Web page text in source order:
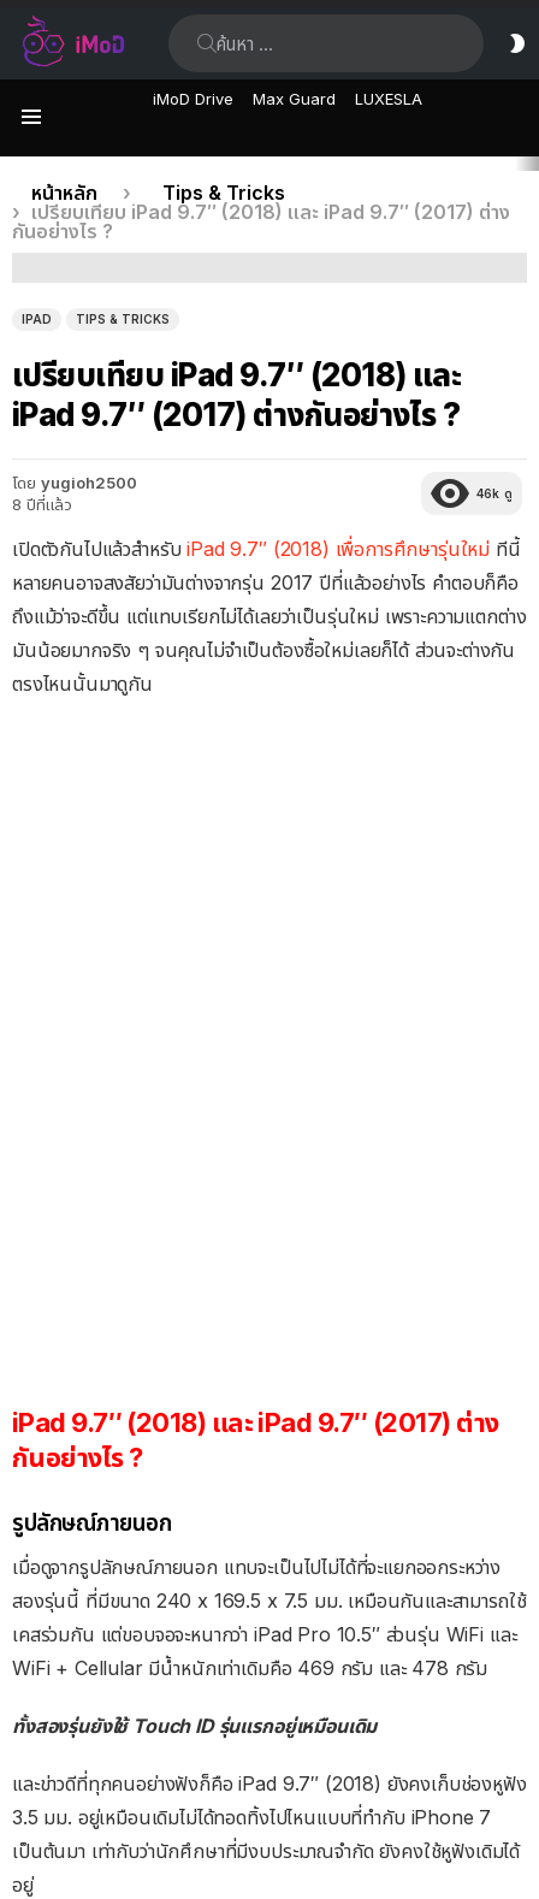
iMoD Drive Max Guard LUXESLA
เรื่อง
ล่าสุด
คุณอยู่ที่นี่:
หน้าหลัก
Tips & Tricks
เปรียบเทียบ iPad 9.7″ (2018) และ iPad 9.7″ (2017) ต่าง
กันอย่างไร ?
IPAD TIPS & TRICKS
เปรียบเทียบ iPad 9.7″ (2018) และ
iPad 9.7″ (2017) ต่างกันอย่างไร ?
โดย yugioh2500
8 ปีที่แล้ว
46k ดู
เปิดตัวกันไปแล้วสำหรับiPad 9.7″ (2018) เพื่อการศึกษารุ่นใหม่ ทีนี้
หลายคนอาจสงสัยว่ามันต่างจากรุ่น 2017 ปีที่แล้วอย่างไร คำตอบก็คือ
ถึงแม้ว่าจะดีขึ้น แต่แทบเรียกไม่ได้เลยว่าเป็นรุ่นใหม่ เพราะความแตกต่าง
มันน้อยมากจริง ๆ จนคุณไม่จำเป็นต้องซื้อใหม่เลยก็ได้ ส่วนจะต่างกัน
ตรงไหนนั้นมาดูกัน
iPad 9.7″ (2018) และ iPad 9.7″ (2017) ต่าง
กันอย่างไร ?
รูปลักษณ์ภายนอก
เมื่อดูจากรูปลักษณ์ภายนอก แทบจะเป็นไปไม่ได้ที่จะแยกออกระหว่าง
สองรุ่นนี้ ที่มีขนาด 240 x 169.5 x 7.5 มม. เหมือนกันและสามารถใช้
เคสร่วมกัน แต่ขอบจอจะหนากว่า iPad Pro 10.5″ ส่วนรุ่น WiFi และ
WiFi + Cellular มีน้ำหนักเท่าเดิมคือ 469 กรัม และ 478 กรัม
ทั้งสองรุ่นยังใช้ Touch ID รุ่นแรกอยู่เหมือนเดิม
และข่าวดีที่ทุกคนอย่างฟังก็คือ iPad 9.7″ (2018) ยังคงเก็บช่องหูฟัง
3.5 มม. อยู่เหมือนเดิมไม่ได้ทอดทิ้งไปไหนแบบที่ทำกับ iPhone 7
เป็นต้นมา เท่ากับว่านักศึกษาที่มีงบประมาณจำกัด ยังคงใช้หูฟังเดิมได้
อยู่